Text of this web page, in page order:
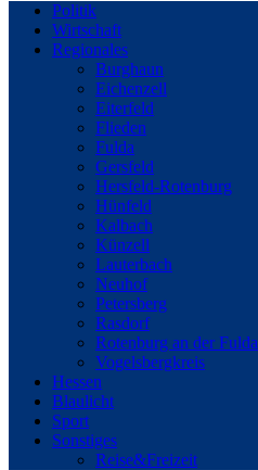
Politik
Wirtschaft
Regionales
Burghaun
Eichenzell
Eiterfeld
Flieden
Fulda
Gersfeld
Hersfeld-Rotenburg
Hünfeld
Kalbach
Künzell
Lauterbach
Neuhof
Petersberg
Rasdorf
Rotenburg an der Fulda
Vogelsbergkreis
Hessen
Blaulicht
Sport
Sonstiges
Reise&Freizeit